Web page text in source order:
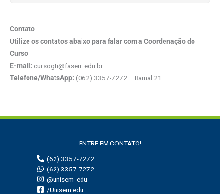
Contato
Utilize os contatos abaixo para falar com a Coordenação do
Curso
E-mail: cursogti@fasem.edu.br
Telefone/WhatsApp: (062) 3357-7272 – Ramal 21
ENTRE EM CONTATO!
(62) 3357-7272
(62) 3357-7272
@unisem_edu
/Unisem.edu